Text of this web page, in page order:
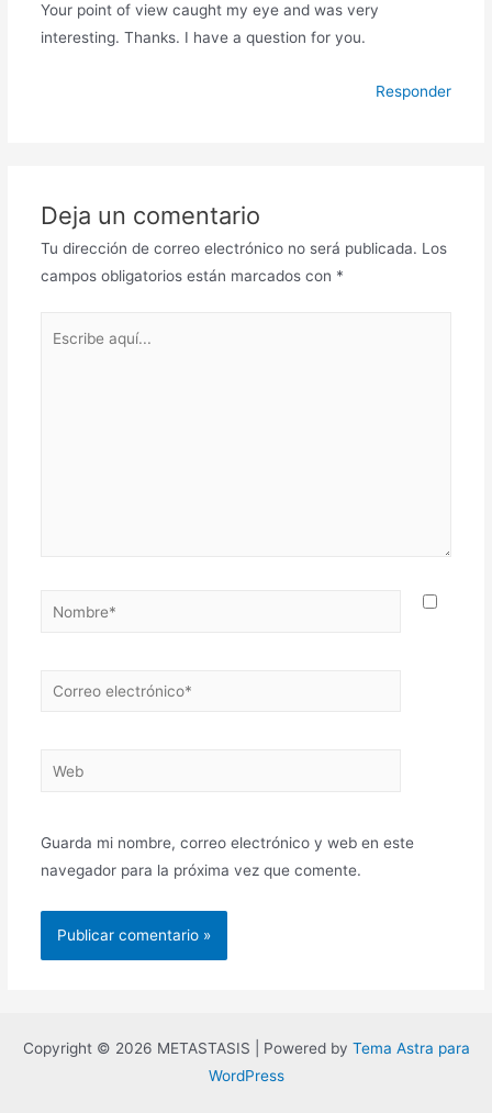
Your point of view caught my eye and was very
interesting. Thanks. I have a question for you.
Responder
Deja un comentario
Tu dirección de correo electrónico no será publicada. Los
campos obligatorios están marcados con *
Nombre*
Correo
Web
Guarda mi nombre, correo electrónico y web en este
navegador para la próxima vez que comente.
Copyright © 2026 METASTASIS | Powered by Tema Astra para
WordPress